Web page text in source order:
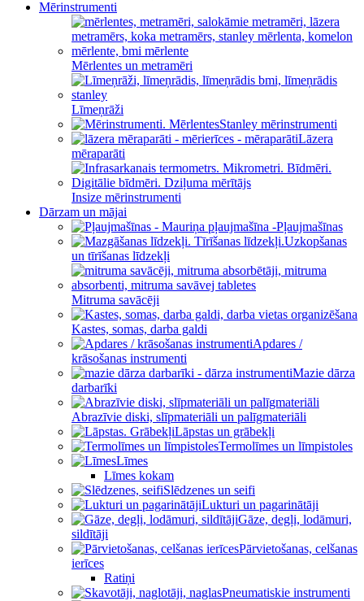
Mērinstrumenti
Mērlentes un metramēri
Līmeņrāži
Stanley mērinstrumenti
Lāzera
mēraparāti
Insize mērinstrumenti
Dārzam un mājai
Pļaujmašīnas
Uzkopšanas
un tīrīšanas līdzekļi
Mitruma savācēji
Kastes, somas, darba galdi
Apdares /
krāsošanas instrumenti
Mazie dārza
darbarīki
Abrazīvie diski, slīpmateriāli un palīgmateriāli
Lāpstas un grābekļi
Termolīmes un līmpistoles
Līmes
Līmes kokam
Slēdzenes un seifi
Lukturi un pagarinātāji
Gāze, degļi, lodāmuri,
sildītāji
Pārvietošanas, celšanas
ierīces
Ratiņi
Pneumatiskie instrumenti